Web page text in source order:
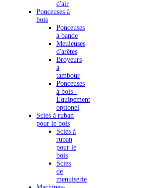
d'air
Ponceuses à
bois
Ponceuses
à bande
Meuleuses
d'arêtes
Broyeurs
à
tambour
Ponceuses
à bois -
Équipement
optionel
Scies à ruban
pour le bois
Scies à
ruban
pour le
bois
Scies
de
menuiserie